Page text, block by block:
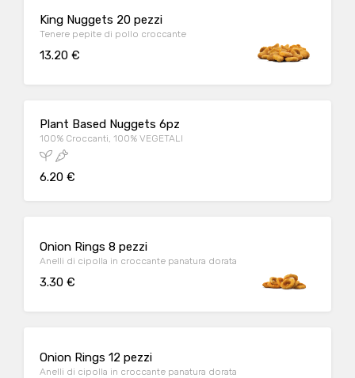
King Nuggets 20 pezzi
Tenere pepite di pollo croccante
13.20 €
Plant Based Nuggets 6pz
100% Croccanti, 100% VEGETALI
6.20 €
Onion Rings 8 pezzi
Anelli di cipolla in croccante panatura dorata
3.30 €
Onion Rings 12 pezzi
Anelli di cipolla in croccante panatura dorata